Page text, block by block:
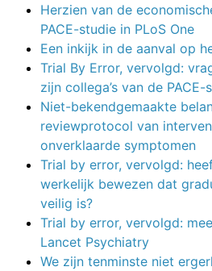
Herzien van de
PACE-studie in PLoS One
Een inkijk in de aanval op
Trial By Error, vervolgd:
zijn collega’s van de PACE-
Niet-bekendgemaakte
reviewprotocol van
onverklaarde symptomen
Trial by error, vervolgd:
werkelijk bewezen dat
veilig is?
Trial by error, vervolgd:
Lancet Psychiatry
We zijn tenminste niet